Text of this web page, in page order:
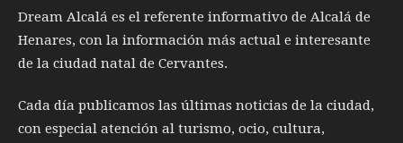
Dream Alcalá es el referente informativo de Alcalá de
Henares, con la información más actual e interesante
de la ciudad natal de Cervantes.
Cada día publicamos las últimas noticias de la ciudad,
con especial atención al turismo, ocio, cultura,